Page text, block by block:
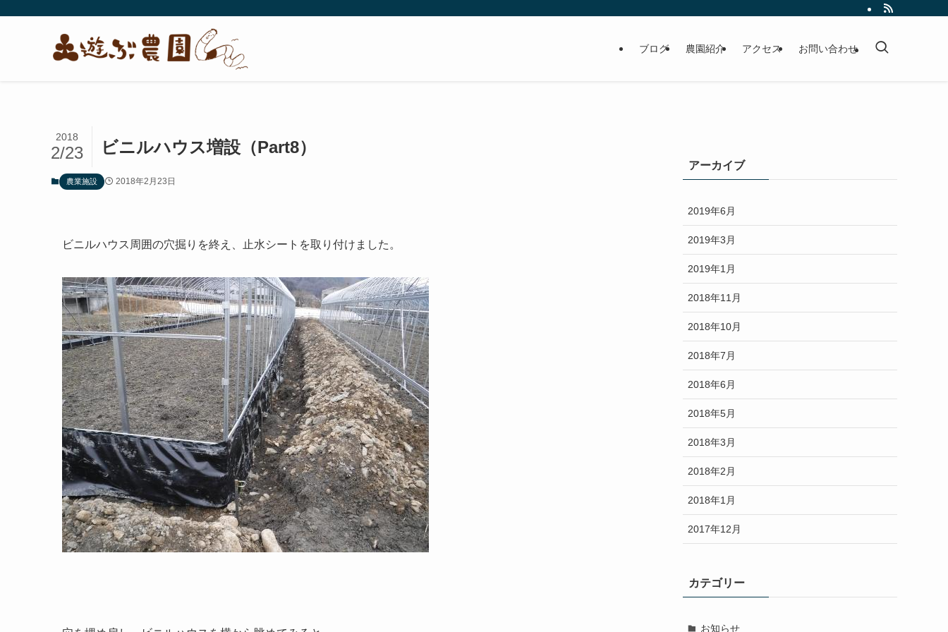
ブログ 農園紹介 アクセス お問い合わせ
ビニルハウス増設（Part8）
2018
2/23
農業施設 2018年2月23日
ビニルハウス周囲の穴掘りを終え、止水シートを取り付けました。
アーカイブ
2019年6月
2019年3月
2019年1月
2018年11月
2018年10月
2018年7月
2018年6月
2018年5月
2018年3月
2018年2月
2018年1月
2017年12月
カテゴリー
お知らせ